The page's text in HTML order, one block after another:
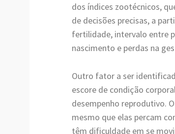
dos índices zootécnicos,
de decisões precisas, a
fertilidade, intervalo entre
nascimento e perdas na
Outro fator a ser
escore de condição
desempenho reprodutivo.
mesmo que elas percam
têm dificuldade em se